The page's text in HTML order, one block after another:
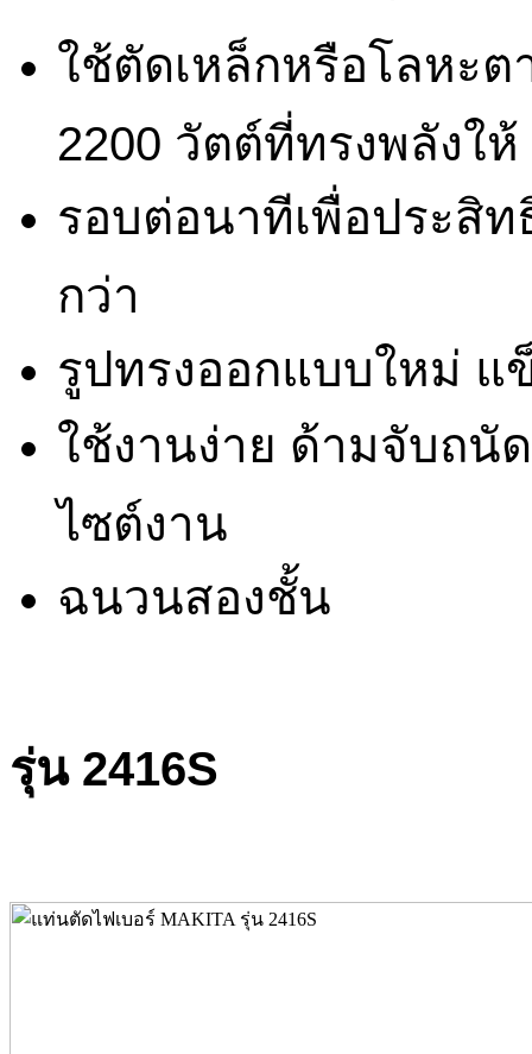
ใช้ตัดเหล็กหรือโลหะ
2200 วัตต์ที่ทรงพลังให้
รอบต่อนาทีเพื่อประสิ
กว่า
รูปทรงออกแบบใหม่ แ
ใช้งานง่าย ด้ามจับถนั
ไซต์งาน
ฉนวนสองชั้น
รุ่น 2416S